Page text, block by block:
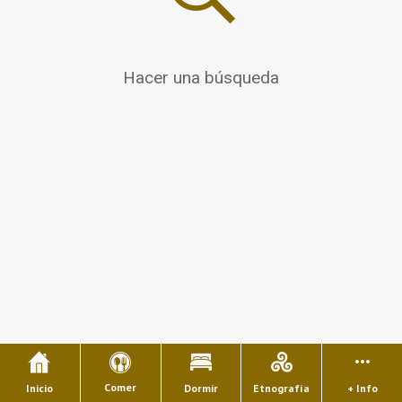
Hacer una búsqueda
Inicio Comer Dormir Etnografía + Info